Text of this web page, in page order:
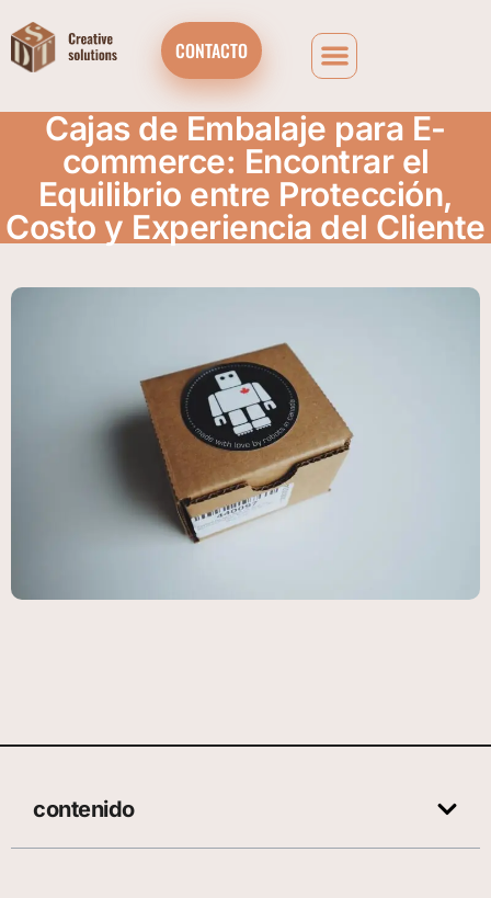
CONTACTO
Cajas de Embalaje para E-
commerce: Encontrar el
Equilibrio entre Protección,
Costo y Experiencia del Cliente
contenido